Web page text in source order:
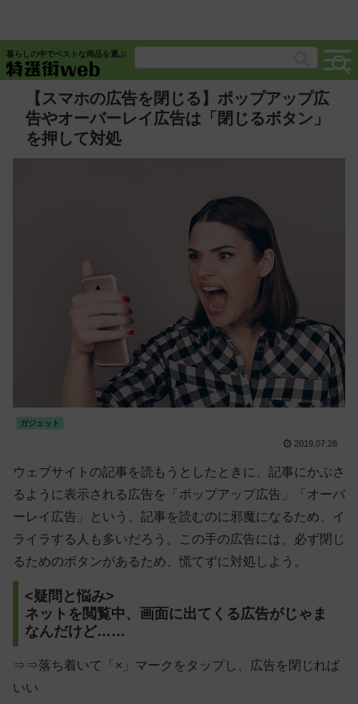
暮らしの中でベストな商品を選ぶ
【スマホの広告を閉じる】ポップアップ広
告やオーバーレイ広告は「閉じるボタン」
を押して対処
ガジェット
2019.07.28
ウェブサイトの記事を読もうとしたときに、記事にかぶさ
るように表示される広告を「ポップアップ広告」「オーバ
ーレイ広告」という。記事を読むのに邪魔になるため、イ
ライラする人も多いだろう。この手の広告には、必ず閉じ
るためのボタンがあるため、慌てずに対処しよう。
<疑問と悩み>
ネットを閲覧中、画面に出てくる広告がじゃま
なんだけど……
⇒⇒落ち着いて「×」マークをタップし、広告を閉じれば
いい